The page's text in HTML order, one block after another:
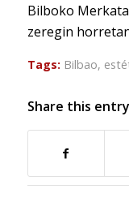
Bilboko
zeregin
Tags: Bilbao,
Share this entry